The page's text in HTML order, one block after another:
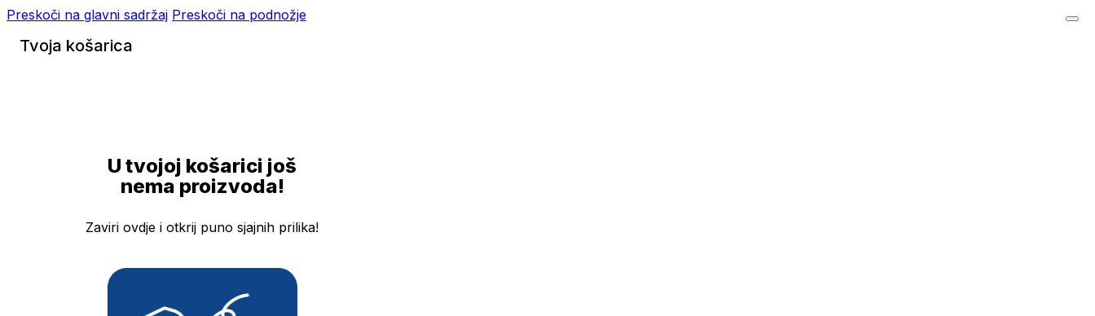
Preskoči na glavni sadržaj Preskoči na podnožje
Tvoja košarica
U tvojoj košarici još
nema proizvoda!
Zaviri ovdje i otkrij puno sjajnih prilika!